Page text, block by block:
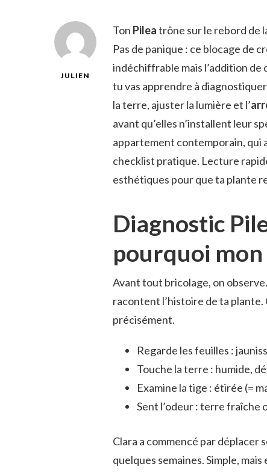
JULIEN
Ton Pileatrône sur le rebord de
Pas de panique : ce blocage de
indéchiffrable mais l’addition
tu vas apprendre à
la terre, ajuster la lumière et l’
avant qu’elles n’installent leur
appartement contemporain, qui
checklist pratique. Lecture
esthétiques pour que ta plante
Diagnostic
pourquoi mon
Avant tout bricolage, on
racontent l’histoire de ta
précisément.
Regarde les feuilles :
Touche la terre : humide,
Examine la tige : étirée (=
Sent l’odeur : terre fraîche
Clara a commencé par déplacer
quelques semaines. Simple,